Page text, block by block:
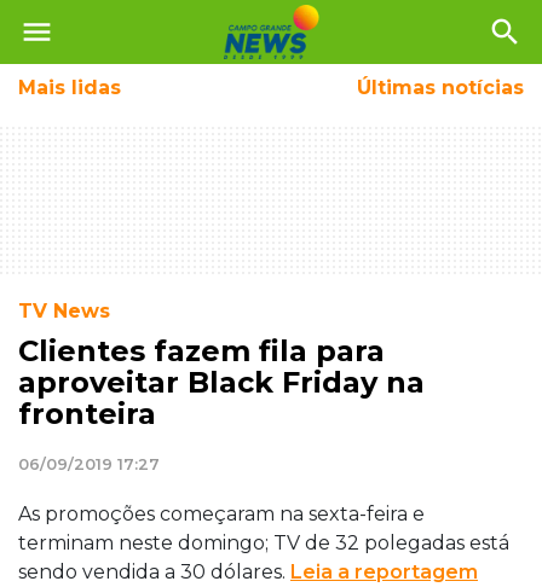
menu search
Mais lidas Últimas notícias
TV News
Clientes fazem fila para
aproveitar Black Friday na
fronteira
06/09/2019 17:27
As promoções começaram na sexta-feira e
terminam neste domingo; TV de 32 polegadas está
sendo vendida a 30 dólares. Leia a reportagem